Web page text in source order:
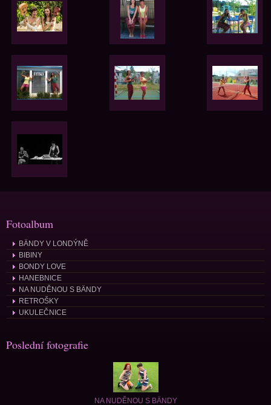
Fotoalbum
BÄNDY V LONDÝNĚ
BIBINY
BONDY LOVE
HANEBNICE
NA NUDĚNOU S BÄNDY
RETROŠKY
UKULEČNICE
Poslední fotografie
NA NUDĚNOU S BÄNDY